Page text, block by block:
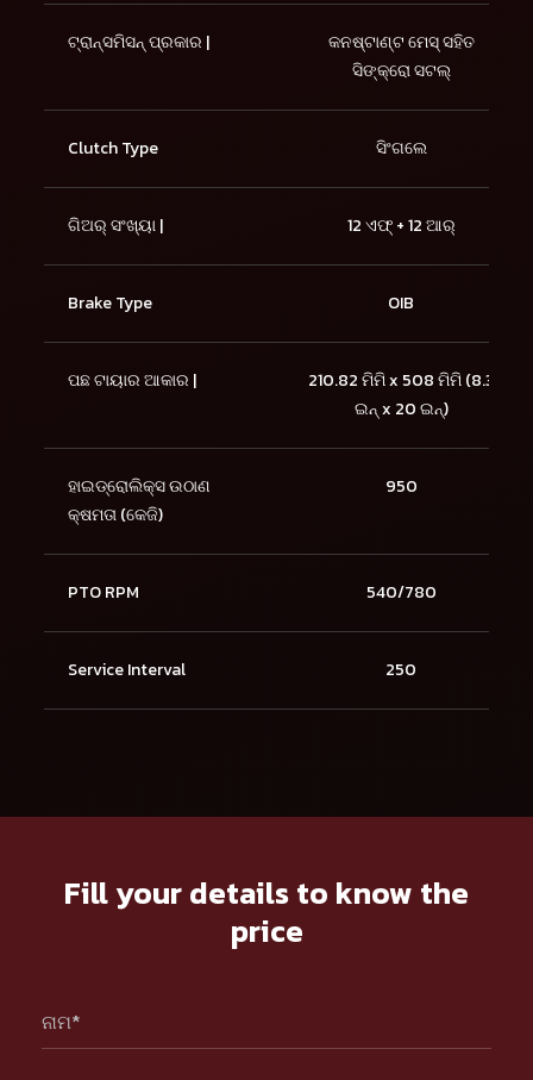
ଟ୍ରାନ୍ସମିସନ୍ ପ୍ରକାର |
କନଷ୍ଟାଣ୍ଟ ମେସ୍ ସହିତ
ସିଙ୍କ୍ରୋ ସଟଲ୍
Clutch Type ସିଂଗଲେ
ଗିଅର୍ ସଂଖ୍ୟା | 12 ଏଫ୍ + 12 ଆର୍
Brake Type OIB
ପଛ ଟାୟାର ଆକାର |
210.82 ମିମି x 508 ମିମି (8.3
ଇନ୍ x 20 ଇନ୍)
ହାଇଡ୍ରୋଲିକ୍ସ ଉଠାଣ
କ୍ଷମତା (କେଜି)
950
PTO RPM 540/780
Service Interval 250
Fill your details to know the
price
ନାମ*